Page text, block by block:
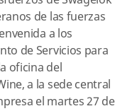
de las fuerzas
a los
de Servicios para
oficina del
a la sede central
el martes 27 de